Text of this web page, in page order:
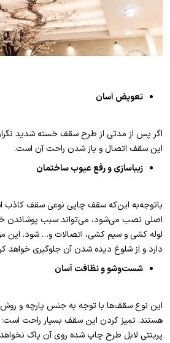
تعویض آسان
اگر پس از مدتی از طرح سقف خسته شدید نگران
این سقف اتصال و باز شدن راحت آن است.
زیباسازی و رفع عیوب ساختمان
باتوجه‌به این‌که سقف چاپی نوعی سقف کاذب
اصلی نصب می‌شود، می‌تواند سبب پوشاندن
لوله کشی و سیم کشی، اتصالات و… شود. این
دارد و از شلوغ دیده شدن آن جلوگیری خواهد
شست‌وشو و نظافت آسان
این نوع سقف‌ها با توجه به جنس پارچه و روش
هستند. تمیز کردن این سقف بسیار راحت
پرینتی لابل طرح چاپ شده روی آن پاک